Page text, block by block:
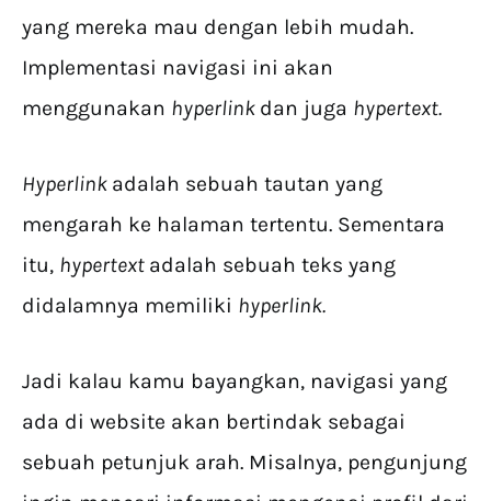
yang mereka mau dengan lebih mudah.
Implementasi navigasi ini akan
menggunakan hyperlink dan juga hypertext.
Hyperlink adalah sebuah tautan yang
mengarah ke halaman tertentu. Sementara
itu, hypertext adalah sebuah teks yang
didalamnya memiliki hyperlink.
Jadi kalau kamu bayangkan, navigasi yang
ada di website akan bertindak sebagai
sebuah petunjuk arah. Misalnya, pengunjung